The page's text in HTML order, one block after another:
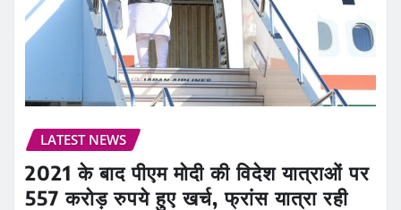
LATEST NEWS
2021 के बाद पीएम मोदी की विदेश यात्राओं पर
557 करोड़ रुपये हुए खर्च, फ्रांस यात्रा रही